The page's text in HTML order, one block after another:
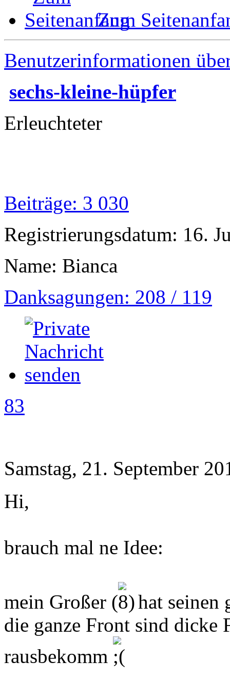
Zum
Benutzerinformationen
sechs-kleine-hüpfer
Erleuchteter
Beiträge: 3 030
Registrierungsdatum: 16.
Name: Bianca
Danksagungen: 208 / 119
83
Samstag, 21. September
Hi,
brauch mal ne Idee:
mein Großer (
hat seinen
die ganze Front sind dicke
rausbekomm